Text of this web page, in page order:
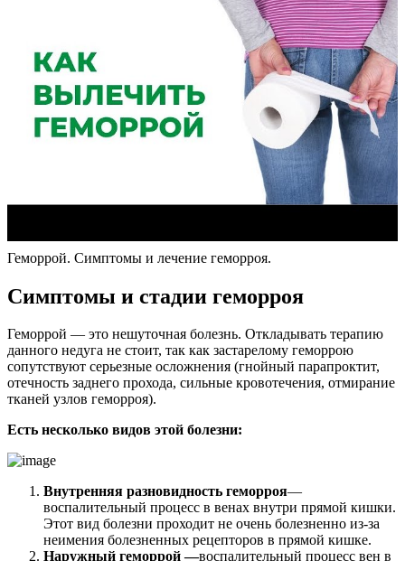
Геморрой. Симптомы и лечение геморроя.
Симптомы и стадии геморроя
Геморрой — это нешуточная болезнь. Откладывать терапию
данного недуга не стоит, так как застарелому геморрою
сопутствуют серьезные осложнения (гнойный парапроктит,
отечность заднего прохода, сильные кровотечения, отмирание
тканей узлов геморроя).
Есть несколько видов этой болезни:
Внутренняя разновидность геморроя—
воспалительный процесс в венах внутри прямой кишки.
Этот вид болезни проходит не очень болезненно из-за
неимения болезненных рецепторов в прямой кишке.
Наружный геморрой —воспалительный процесс вен в